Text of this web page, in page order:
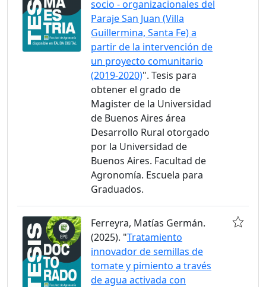
socio - organizacionales del
Paraje San Juan (Villa
Guillermina, Santa Fe) a
partir de la intervención de
un proyecto comunitario
(2019-2020)". Tesis para
obtener el grado de
Magister de la Universidad
de Buenos Aires área
Desarrollo Rural otorgado
por la Universidad de
Buenos Aires. Facultad de
Agronomía. Escuela para
Graduados.
Ferreyra, Matías Germán.
(2025). "Tratamiento
innovador de semillas de
tomate y pimiento a través
de agua activada con